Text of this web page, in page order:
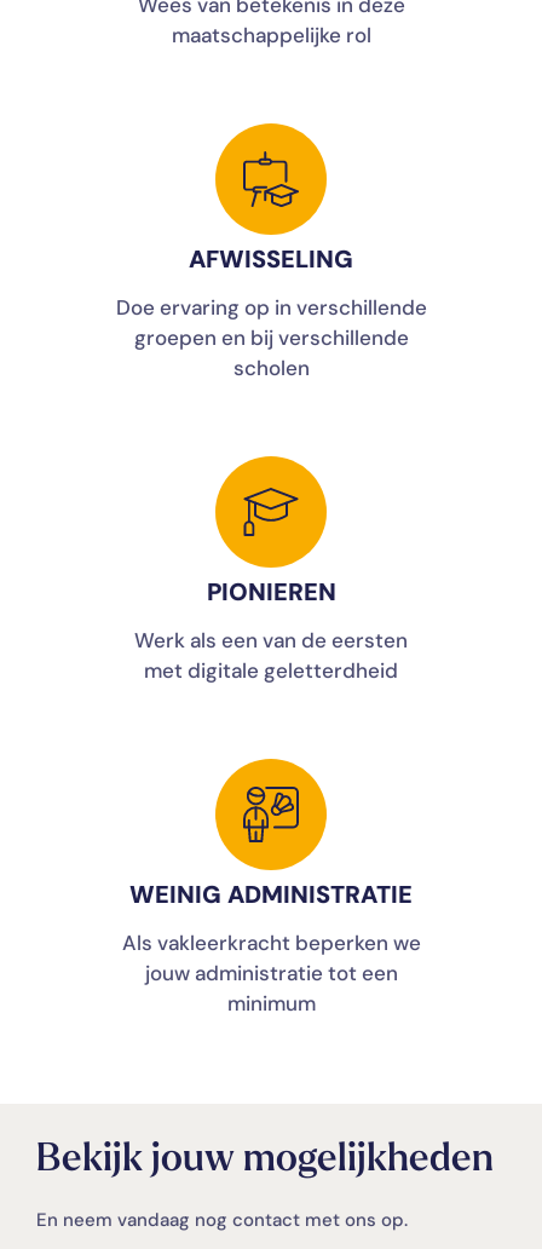
maatschappelijke rol
AFWISSELING
Doe ervaring op in verschillende
groepen en bij verschillende
scholen
PIONIEREN
Werk als een van de eersten
met digitale geletterdheid
WEINIG ADMINISTRATIE
Als vakleerkracht beperken we
jouw administratie tot een
minimum
Bekijk jouw mogelijkheden
En neem vandaag nog contact met ons op.